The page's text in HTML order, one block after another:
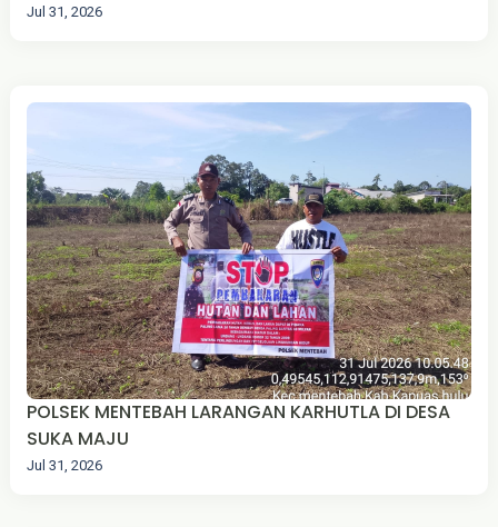
Jul 31, 2026
POLSEK MENTEBAH LARANGAN KARHUTLA DI DESA
SUKA MAJU‎
Jul 31, 2026